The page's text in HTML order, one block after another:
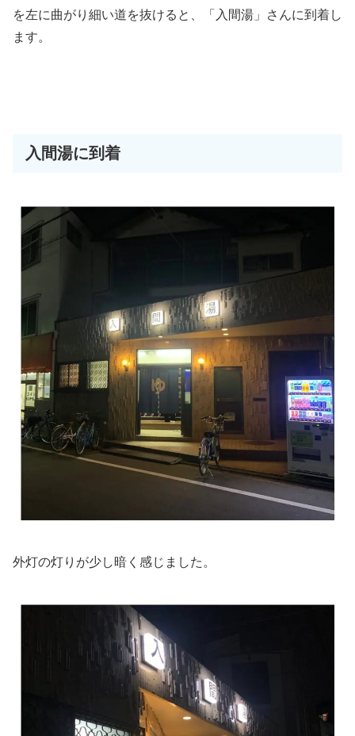
を左に曲がり細い道を抜けると、「入間湯」さんに到着し
ます。
入間湯に到着
外灯の灯りが少し暗く感じました。